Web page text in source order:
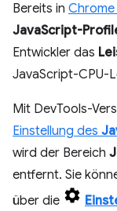
Bereits in Chrome
JavaScript-
Entwickler das
JavaScript-CPU-
Mit DevTools-
Einstellung des
wird der Bereich
entfernt. Sie
über die